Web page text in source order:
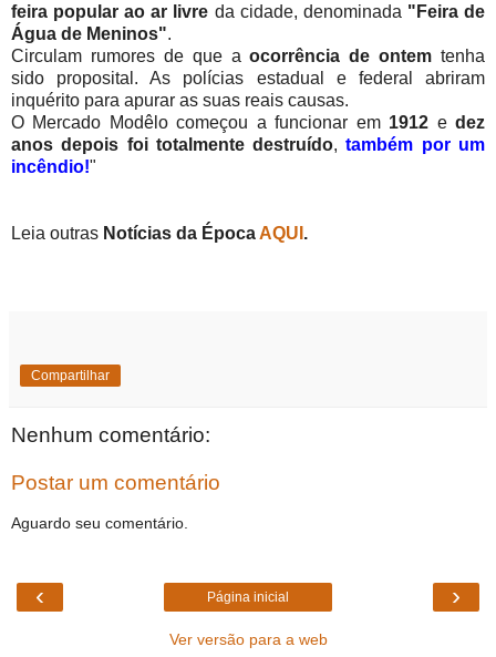
feira popular ao ar livre da cidade, denominada "Feira de
Água de Meninos".
Circulam rumores de que aocorrência de ontem tenha
sido proposital. As polícias estadual e federal abriram
inquérito para apurar as suas reais causas.
O Mercado Modêlo começou a funcionar em 1912 edez
anos depois foi totalmente destruído,também por um
incêndio!"
Leia outras Notícias da ÉpocaAQUI .
Compartilhar
Nenhum comentário:
Postar um comentário
Aguardo seu comentário.
‹ ›
Página inicial
Ver versão para a web